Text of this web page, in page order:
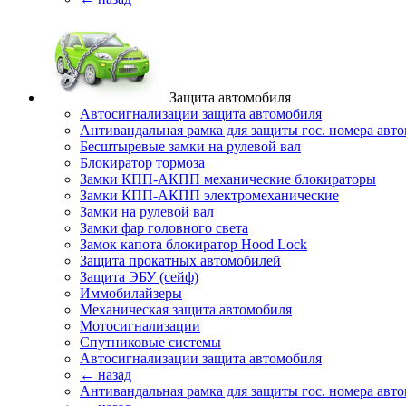
Защита автомобиля
Автосигнализации защита автомобиля
Антивандальная рамка для защиты гос. номера
Бесштыревые замки на рулевой вал
Блокиратор тормоза
Замки КПП-АКПП механические блокираторы
Замки КПП-АКПП электромеханические
Замки на рулевой вал
Замки фар головного света
Замок капота блокиратор Hood Lock
Защита прокатных автомобилей
Защита ЭБУ (сейф)
Иммобилайзеры
Механическая защита автомобиля
Мотосигнализации
Спутниковые системы
Автосигнализации защита автомобиля
← назад
Антивандальная рамка для защиты гос. номера